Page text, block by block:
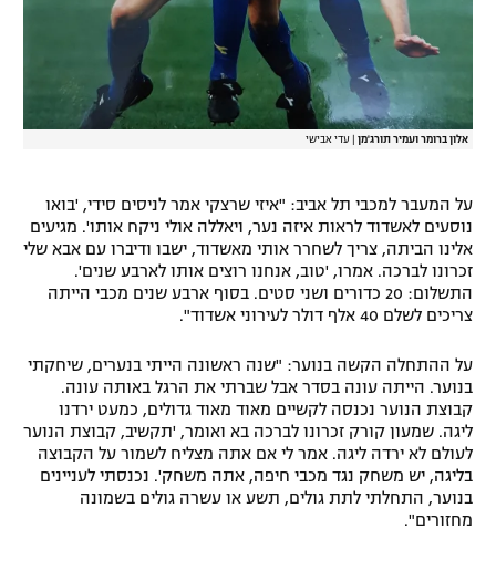
אלון ברומר ועמיר תורג'מן עדי אבישי
על המעבר למכבי תל אביב: "איזי שרצקי אמר לניסים סידי, 'בואו
נוסעים לאשדוד לראות איזה נער, ויאללה אולי ניקח אותו'. מגיעים
אלינו הביתה, צריך לשחרר אותי מאשדוד, ישבו ודיברו עם אבא שלי
זכרונו לברכה. אמרו, 'טוב, אנחנו רוצים אותו לארבע שנים'.
התשלום: 20 כדורים ושני סטים. בסוף ארבע שנים מכבי הייתה
צריכים לשלם 40 אלף דולר לעירוני אשדוד".
על ההתחלה הקשה בנוער: "שנה ראשונה הייתי בנערים, שיחקתי
בנוער. הייתה עונה בסדר אבל שברתי את הרגל באותה עונה.
קבוצת הנוער נכנסה לקשיים מאוד מאוד גדולים, כמעט ירדנו
ליגה. שמעון קורק זכרונו לברכה בא ואומר, 'תקשיב, קבוצת הנוער
לעולם לא ירדה ליגה. אמר לי אם אתה מצליח לשמור על הקבוצה
בליגה, יש משחק נגד מכבי חיפה, אתה משחק'. נכנסתי לעניינים
בנוער, התחלתי לתת גולים, תשע או עשרה גולים בשמונה
מחזורים".